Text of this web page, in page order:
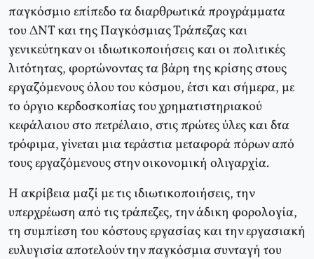
παγκόσμιο επίπεδο τα διαρθρωτικά προγράμματα
του ΔΝΤ και της Παγκόσμιας Τράπεζας και
γενικεύτηκαν οι ιδιωτικοποιήσεις και οι πολιτικές
λιτότητας, φορτώνοντας τα βάρη της κρίσης στους
εργαζόμενους όλου του κόσμου, έτσι και σήμερα, με
το όργιο κερδοσκοπίας του χρηματιστηριακού
κεφάλαιου στο πετρέλαιο, στις πρώτες ύλες και δτα
τρόφιμα, γίνεται μια τεράστια μεταφορά πόρων από
τους εργαζόμενους στην οικονομική ολιγαρχία.
Η ακρίβεια μαζί με τις ιδιωτικοποιήσεις, την
υπερχρέωση από τις τράπεζες, την άδικη φορολογία,
τη συμπίεση του κόστους εργασίας και την εργασιακή
ευλυγισία αποτελούν την παγκόσμια συνταγή του